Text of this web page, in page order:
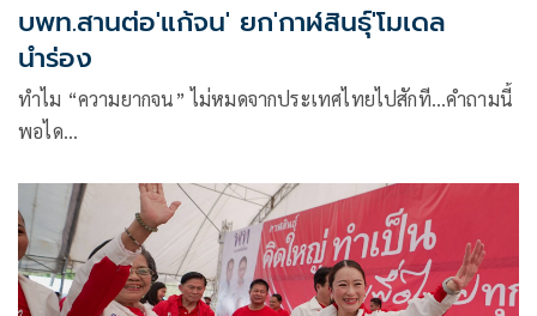
บพท.สานต่อ'แก้จน' ยก'กาฬสินธุ์'โมเดล
นำร่อง
ทำไม “ความยากจน” ไม่หมดจากประเทศไทยไปสักที…คำถามนี้
พอได…